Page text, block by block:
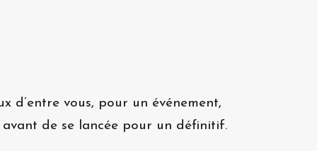
d’entre vous, pour un événement,
de se lancée pour un définitif.